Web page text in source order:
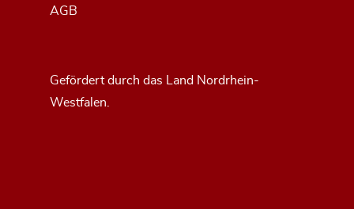
AGB
Gefördert durch das Land Nordrhein-
Westfalen.